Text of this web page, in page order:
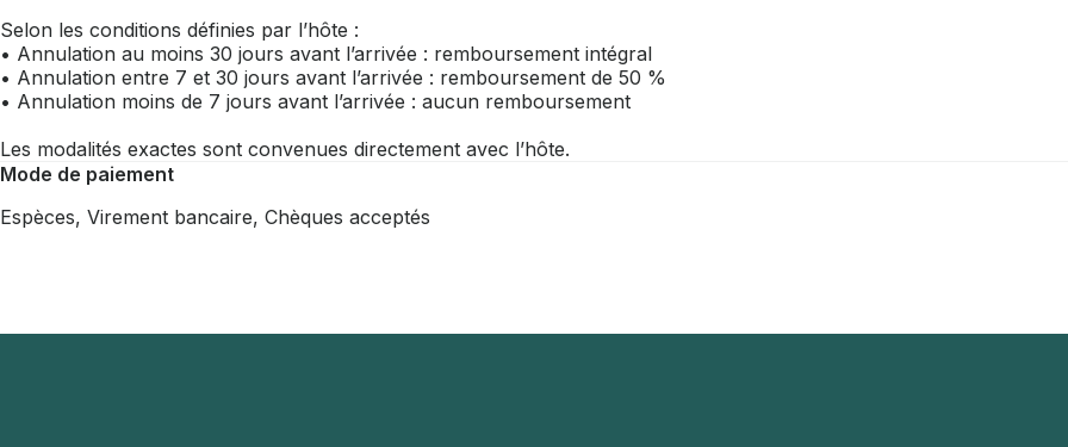
Selon les conditions définies par l’hôte :
• Annulation au moins 30 jours avant l’arrivée : remboursement intégral
• Annulation entre 7 et 30 jours avant l’arrivée : remboursement de 50 %
• Annulation moins de 7 jours avant l’arrivée : aucun remboursement
Les modalités exactes sont convenues directement avec l’hôte.
Mode de paiement
Espèces, Virement bancaire, Chèques acceptés